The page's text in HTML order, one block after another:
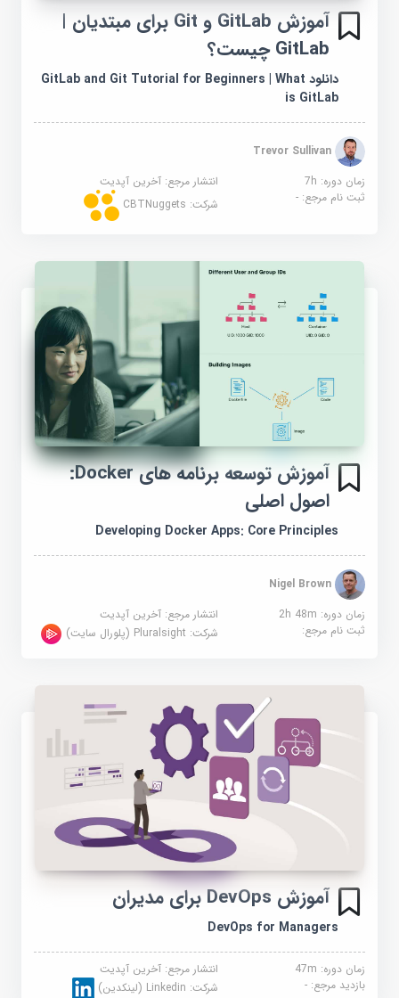
آموزش GitLab و Git برای مبتدیان |
GitLab چیست؟
دانلود GitLab and Git Tutorial for Beginners | What
is GitLab
Trevor Sullivan
زمان دوره: 7h
انتشار مرجع:آخرین آپدیت
ثبت نام مرجع:- شرکت:CBTNuggets
آموزش توسعه برنامه های Docker:
اصول اصلی
Developing Docker Apps: Core Principles
Nigel Brown
زمان دوره: 2h 48m
انتشار مرجع:آخرین آپدیت
ثبت نام مرجع:
شرکت:Pluralsight (پلورال سایت)
آموزش DevOps برای مدیران
DevOps for Managers
زمان دوره: 47m انتشار مرجع:آخرین آپدیت
بازدید مرجع:- شرکت:Linkedin (لینکدین)